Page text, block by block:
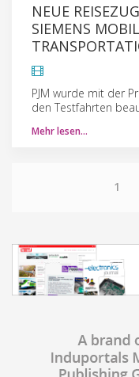
NEUE
SIEMENS
PJM wurde mit der
den Testfahrten
Mehr lesen…
1